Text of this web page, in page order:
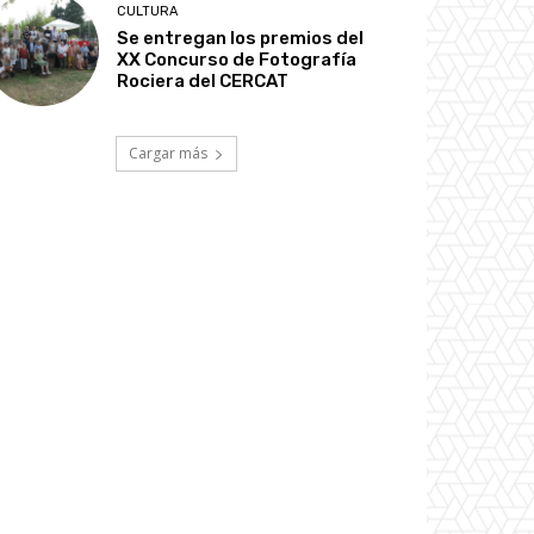
CULTURA
Se entregan los premios del
XX Concurso de Fotografía
Rociera del CERCAT
Cargar más